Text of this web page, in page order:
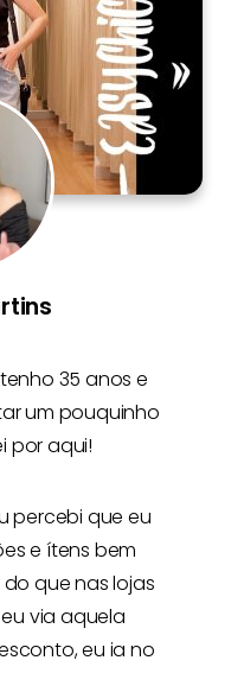
35 anos e
um pouquinho
por aqui!
percebi que eu
e ítens bem
do que nas lojas
via aquela
eu ia no